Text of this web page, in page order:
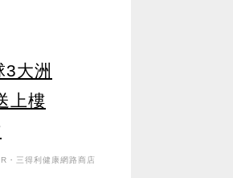
大洲
上樓
・三得利健康網路商店